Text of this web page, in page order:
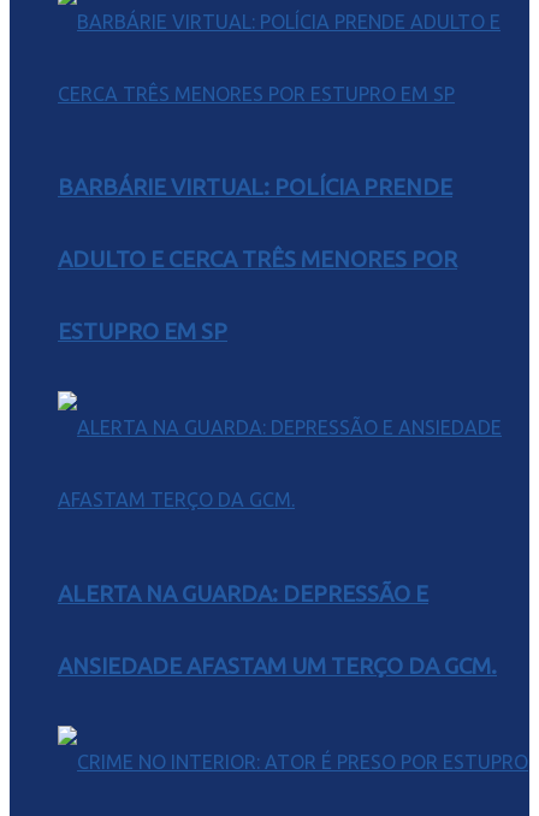
BARBÁRIE VIRTUAL: POLÍCIA PRENDE
ADULTO E CERCA TRÊS MENORES POR
ESTUPRO EM SP
ALERTA NA GUARDA: DEPRESSÃO E
ANSIEDADE AFASTAM UM TERÇO DA GCM.